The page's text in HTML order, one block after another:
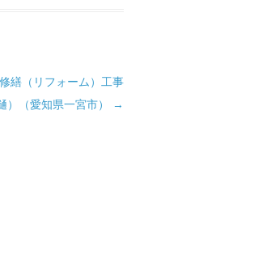
繕（リフォーム）工事
）（愛知県一宮市）
→